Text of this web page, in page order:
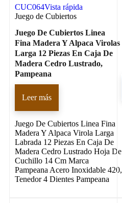
CUC064Vista rápida
Juego de Cubiertos
Juego De Cubiertos Linea
Fina Madera Y Alpaca Virolas
Larga 12 Piezas En Caja De
Madera Cedro Lustrado,
Pampeana
Leer más
Juego De Cubiertos Linea Fina
Madera Y Alpaca Virola Larga
Labrada 12 Piezas En Caja De
Madera Cedro Lustrado Hoja De
Cuchillo 14 Cm Marca
Pampeana Acero Inoxidable 420,
Tenedor 4 Dientes Pampeana